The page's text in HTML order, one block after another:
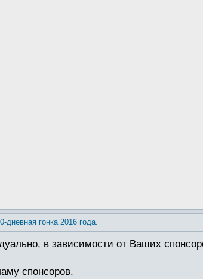
дневная гонка 2016 года.
в зависимости от Ваших
спонсоров.